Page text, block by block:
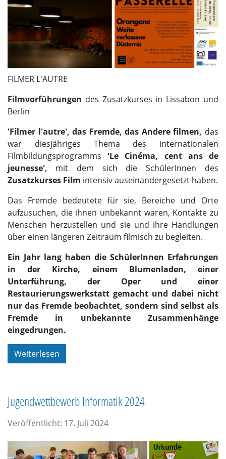
FILMER L'AUTRE
Filmvorführungen des Zusatzkurses in Lissabon und
Berlin
'Filmer l'autre', das Fremde, das Andere filmen, das
war diesjähriges Thema des internationalen
Filmbildungsprogramms 'Le Cinéma, cent ans de
jeunesse', mit dem sich die SchülerInnen des
Zusatzkurses Film intensiv auseinandergesetzt haben.
Das Fremde bedeutete für sie, Bereiche und Orte
aufzusuchen, die ihnen unbekannt waren, Kontakte zu
Menschen herzustellen und sie und ihre Handlungen
über einen längeren Zeitraum filmisch zu begleiten.
Ein Jahr lang haben die SchülerInnen Erfahrungen
in der Kirche, einem Blumenladen, einer
Unterführung, der Oper und einer
Restaurierungswerkstatt gemacht und dabei nicht
nur das Fremde beobachtet, sondern sind selbst als
Fremde in unbekannte Zusammenhänge
eingedrungen.
Weiterlesen
Jugendwettbewerb Informatik 2024
Veröffentlicht: 17. Juli 2024